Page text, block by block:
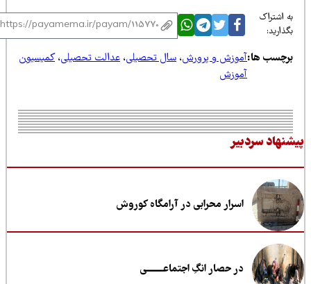
اشتراک
ها:آموزش و پرورش،سال تحصیلی،عدالت تحصیلی،کمیسیون
آموزش
سردبیر
اسرار محرابی در آرامگاه کوروش
در حصار انگِ اجتماعــــــــی